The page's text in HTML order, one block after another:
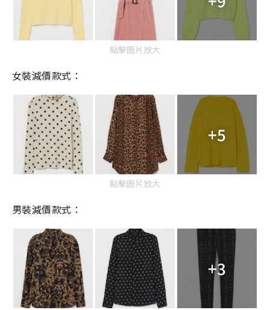
點擊圖片放大
女裝減價款式：
+5
點擊圖片放大
男裝減價款式：
+3